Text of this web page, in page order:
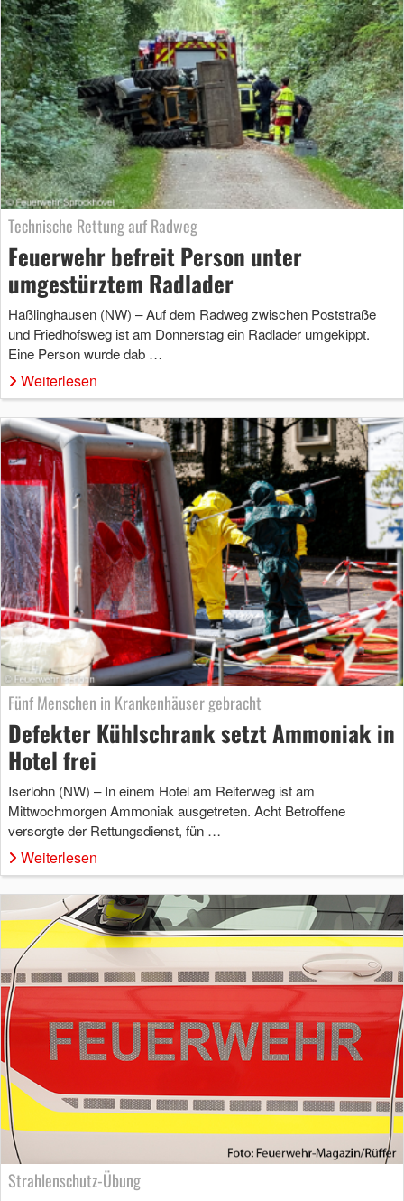
Technische Rettung auf Radweg
Feuerwehr befreit Person unter
umgestürztem Radlader
Haßlinghausen (NW) – Auf dem Radweg zwischen Poststraße
und Friedhofsweg ist am Donnerstag ein Radlader umgekippt.
Eine Person wurde dab …
Weiterlesen
Fünf Menschen in Krankenhäuser gebracht
Defekter Kühlschrank setzt Ammoniak in
Hotel frei
Iserlohn (NW) – In einem Hotel am Reiterweg ist am
Mittwochmorgen Ammoniak ausgetreten. Acht Betroffene
versorgte der Rettungsdienst, fün …
Weiterlesen
Strahlenschutz-Übung